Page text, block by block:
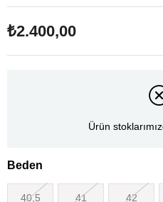
₺2.400,00
Ürün
Beden
40,5 41 42